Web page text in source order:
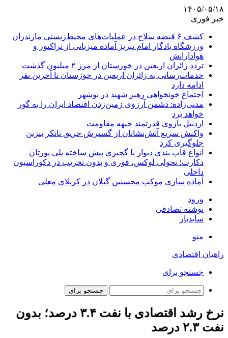
۱۴۰۵/۰۵/۱۸
خبر فوری
کشف ۶ قبضه سلاح در عملیات‌های محیط‌زیستی مازندران
ورزشگاه یادگار امام تبریز آماده میزبانی از تراکتور و
هوادارانش
تردد زائران اربعین در خوزستان از مرز ۲ میلیون گذشت
خدمات‌رسانی به زائران اربعین در خوزستان تا آخرین نفر
ادامه دارد
اجتماع خونخواهی رهبر شهید در نوشهر
مدنی‌زاده: دشمن آرزوی زمین‌زدن اقتصاد ایران را به گور
خواهد برد
اردبیل بازوی قدرتمند جبهه مقاومت
واکنش سریع آتش‌نشانان از گسترش حریق تانکر بنزین
جلوگیری کرد
انواع قاب بندی دیوار با گچبری پیش ساخته پلی یورتان
دکارت؛ تحولی لوکس، فوری و بدون تخریب در دکوراسیون
داخلی
آماده سازی موکب محسنین گیلان در کربلای معلی
ورود
نوشته تصادفی
سایدبار
منو
راهیان اقتصادی
جستجو برای
جستجو برای
نرخ رشد اقتصادی با نفت ۳.۴ درصد؛ بدون
نفت ۲.۳ درصد